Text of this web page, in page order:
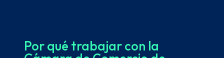
Por qué trabajar con la